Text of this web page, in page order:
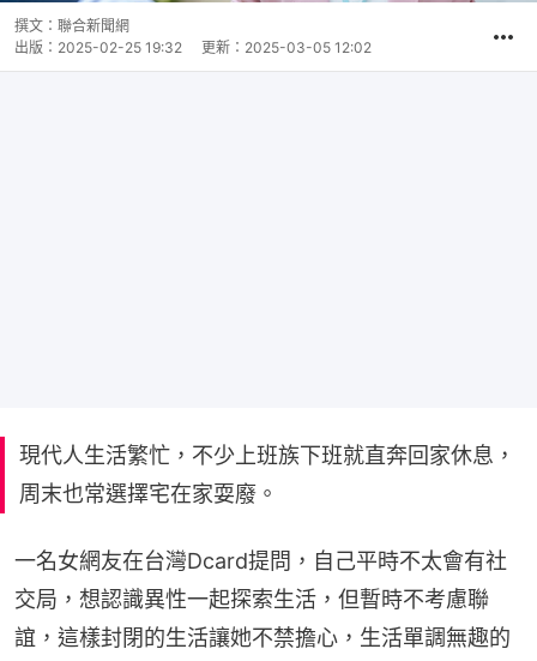
撰文： 聯合新聞網
出版： 2025-02-25 19:32 更新： 2025-03-05 12:02
現代人生活繁忙，不少上班族下班就直奔回家休息，
周末也常選擇宅在家耍廢。
一名女網友在台灣Dcard提問，自己平時不太會有社
交局，想認識異性一起探索生活，但暫時不考慮聯
誼，這樣封閉的生活讓她不禁擔心，生活單調無趣的